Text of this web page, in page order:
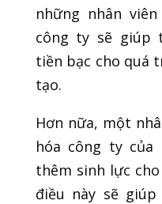
những nhân
công ty sẽ giúp
tiền bạc cho quá
tạo.
Hơn nữa, một
hóa công ty
thêm sinh lực
điều này sẽ